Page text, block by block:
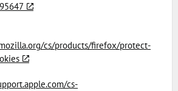
cs/products/firefox/protect-
cs-